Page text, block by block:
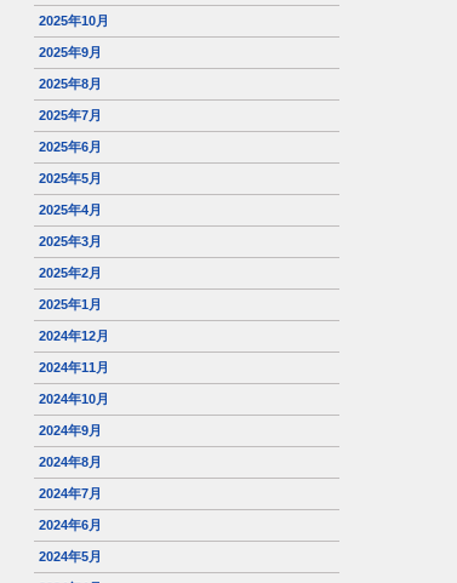
2025年10月
2025年9月
2025年8月
2025年7月
2025年6月
2025年5月
2025年4月
2025年3月
2025年2月
2025年1月
2024年12月
2024年11月
2024年10月
2024年9月
2024年8月
2024年7月
2024年6月
2024年5月